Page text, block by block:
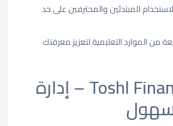
للمبتدئين والمحترفين على حد
الموارد التعليمية لتعزيز معرفتك
تطبيق Toshl Finance – إدارة